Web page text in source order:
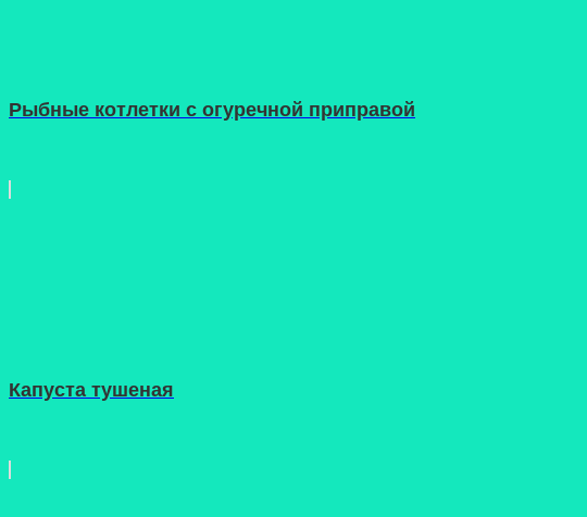
Рыбные котлетки с огуречной приправой
Капуста тушеная